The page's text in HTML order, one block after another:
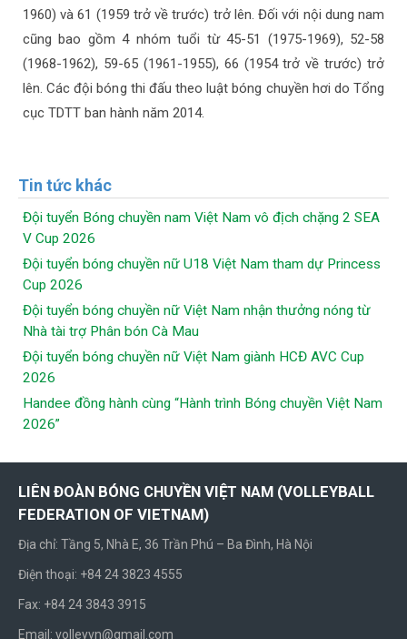
1960) và 61 (1959 trở về trước) trở lên. Đối với nội dung nam
cũng bao gồm 4 nhóm tuổi từ 45-51 (1975-1969), 52-58
(1968-1962), 59-65 (1961-1955), 66 (1954 trở về trước) trở
lên. Các đội bóng thi đấu theo luật bóng chuyền hơi do Tổng
cục TDTT ban hành năm 2014.
Tin tức khác
Đội tuyển Bóng chuyền nam Việt Nam vô địch chặng 2 SEA
V Cup 2026
Đội tuyển bóng chuyền nữ U18 Việt Nam tham dự Princess
Cup 2026
Đội tuyển bóng chuyền nữ Việt Nam nhận thưởng nóng từ
Nhà tài trợ Phân bón Cà Mau
Đội tuyển bóng chuyền nữ Việt Nam giành HCĐ AVC Cup
2026
Handee đồng hành cùng “Hành trình Bóng chuyền Việt Nam
2026”
LIÊN ĐOÀN BÓNG CHUYỀN VIỆT NAM (VOLLEYBALL
FEDERATION OF VIETNAM)
Địa chỉ: Tầng 5, Nhà E, 36 Trần Phú – Ba Đình, Hà Nội
Điện thoại: +84 24 3823 4555
Fax: +84 24 3843 3915
Email: volleyvn@gmail.com